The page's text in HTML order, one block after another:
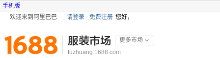
手机版
您好，
欢迎来到阿里巴巴 请登录 免费注册
服装市场
更多市场
fuzhuang.1688.com